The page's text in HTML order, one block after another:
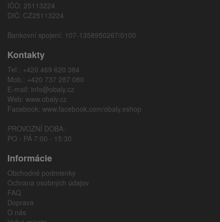
IČO: 25113224
DIČ: CZ25113224
Bankovní spojení: 107-1358950267/0100
Kontakty
Tel.: +420 469 620 384
Mob.: +420 737 287 080
E-mail: info@obaly.cz
Web: www.obaly.cz
Facebook: www.facebook.com/obaly.eshop
PROVOZNÍ DOBA:
PO - PÁ 7:00 - 15:30
Informácie
Obchodné podmienky
Ochrana osobných údajov
FAQ
Doprava
O nás